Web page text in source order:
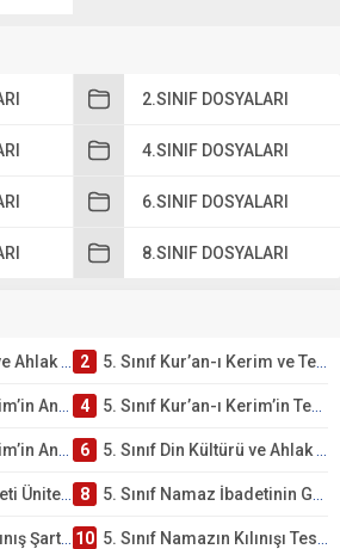
2.SINIF DOSYALARI
4.SINIF DOSYALARI
6.SINIF DOSYALARI
8.SINIF DOSYALARI
Çalışmaları 2 5. Sınıf Kur’an-ı Kerim ve Temel Özellikleri Testi – Online Çöz
– Online Çöz 4 5. Sınıf Kur’an-ı Kerim’in Temel Özellikleri ve Önemi Testi – Online Çöz
– Online Çöz 6 5. Sınıf Din Kültürü ve Ahlak Bilgisi 2. Ünite: Namaz İbadeti Çalışmaları
Online Çöz 8 5. Sınıf Namaz İbadetinin Getirdiği Faydalar Testi
Testi 10 5. Sınıf Namazın Kılınışı Testi – Online Çöz